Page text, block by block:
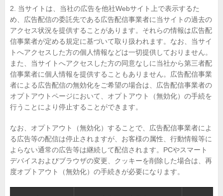
2. 当サイトは、当社の広告を他社Webサイト上で表示するた
め、広告配信の委託先である広告配信事業者に当サイトの過去の
アクセス状況を提供することがあります。それらの情報は広告配
信事業者が定める規定に基づいて取り扱われます。なお、当サイ
トへアクセスした方の個人情報などは一切提供しておりません。
また、当サイトへアクセスした方の同意なしに当社から第三者配
信事業者に個人情報を提供することもありません。広告配信事業
者による広告配信の無効化をご希望の場合は、広告配信事業者の
オプトアウトページにおいて、オプトアウト（無効化）の手続を
行うことにより停止することができます。
なお、オプトアウト（無効化）することで、広告配信事業者によ
る広告等の配信は停止されますが、お客様の属性、行動情報等に
よらない通常の広告等は継続して配信されます。PCやスマート
デバイスおよびブラウザの変更、クッキーを削除した場合は、再
度オプトアウト（無効化）の手続きが必要になります。